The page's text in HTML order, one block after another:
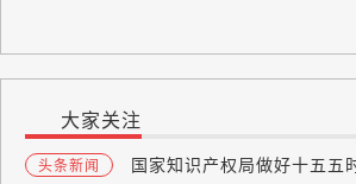
大家关注
头条新闻
国家知识产权局做好十五五